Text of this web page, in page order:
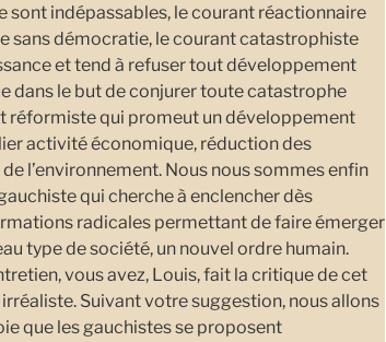
sont indépassables, le courant réactionnaire
sans démocratie, le courant catastrophiste
et tend à refuser tout développement
dans le but de conjurer toute catastrophe
réformiste qui promeut un développement
activité économique, réduction des
l’environnement. Nous nous sommes enfin
qui cherche à enclencher dès
radicales permettant de faire émerger
type de société, un nouvel ordre humain.
vous avez, Louis, fait la critique de cet
Suivant votre suggestion, nous allons
que les gauchistes se proposent